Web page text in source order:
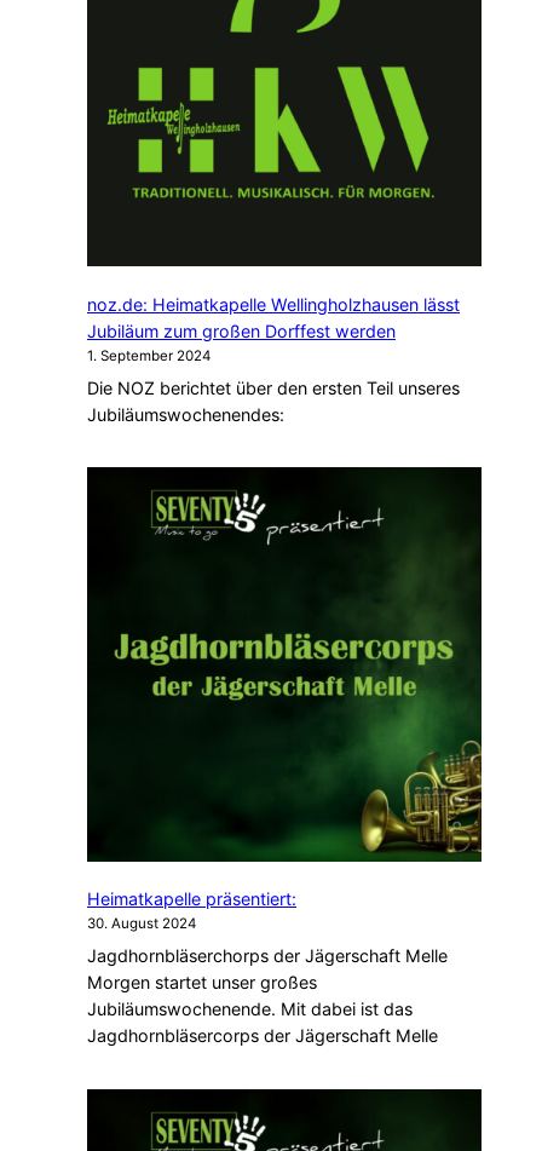
noz.de: Heimatkapelle Wellingholzhausen lässt
Jubiläum zum großen Dorffest werden
1. September 2024
Die NOZ berichtet über den ersten Teil unseres
Jubiläumswochenendes:
Heimatkapelle präsentiert:
30. August 2024
Jagdhornbläserchorps der Jägerschaft Melle
Morgen startet unser großes
Jubiläumswochenende. Mit dabei ist das
Jagdhornbläsercorps der Jägerschaft Melle